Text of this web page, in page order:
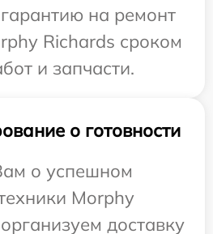
на ремонт
Richards сроком
и запчасти.
о готовности
о успешном
Morphy
доставку